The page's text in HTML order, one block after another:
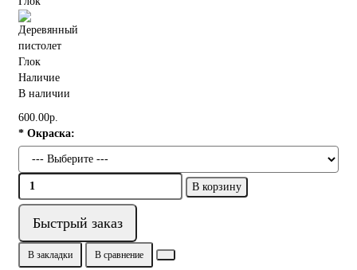
Наличие
В наличии
600.00р.
* Окраска:
В корзину
Быстрый заказ
В закладки В сравнение